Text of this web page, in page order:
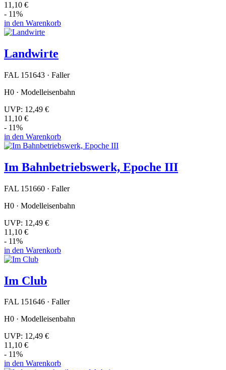
11,10 €
- 11%
in den Warenkorb
Landwirte
FAL 151643 · Faller
H0 · Modelleisenbahn
UVP: 12,49 €
11,10 €
- 11%
in den Warenkorb
Im Bahnbetriebswerk, Epoche III
FAL 151660 · Faller
H0 · Modelleisenbahn
UVP: 12,49 €
11,10 €
- 11%
in den Warenkorb
Im Club
FAL 151646 · Faller
H0 · Modelleisenbahn
UVP: 12,49 €
11,10 €
- 11%
in den Warenkorb